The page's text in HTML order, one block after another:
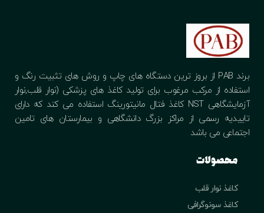
برند PAB از بروز ترین دستگاه های چاپ و روش های تثبیت رنگ و
استفاده از مرکب مرغوب برای تولید کاغذ های پزشکی (نوار قلب,نوار
آزمایشگاهی NST کاغذ فتال مانیتورینگ استفاده می کند که دارای
تاییدیه رسمی از مراکز بزرگ دانشگاهی و بیمارستان های تامین
اجتماعی می باشد
محصولات
کاغذ نوار قلب
کاغذ سونوگرافی